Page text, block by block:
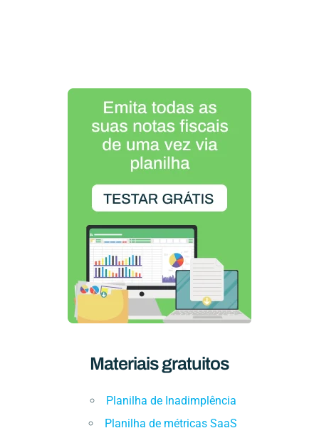
Materiais gratuitos
Planilha de Inadimplência
Planilha de métricas SaaS